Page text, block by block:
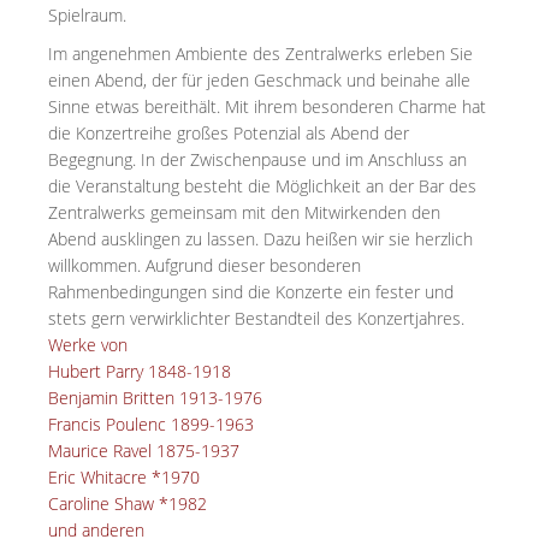
Spielraum.
Im angenehmen Ambiente des Zentralwerks erleben Sie
einen Abend, der für jeden Geschmack und beinahe alle
Sinne etwas bereithält. Mit ihrem besonderen Charme hat
die Konzertreihe großes Potenzial als Abend der
Begegnung. In der Zwischenpause und im Anschluss an
die Veranstaltung besteht die Möglichkeit an der Bar des
Zentralwerks gemeinsam mit den Mitwirkenden den
Abend ausklingen zu lassen. Dazu heißen wir sie herzlich
willkommen. Aufgrund dieser besonderen
Rahmenbedingungen sind die Konzerte ein fester und
stets gern verwirklichter Bestandteil des Konzertjahres.
Werke von
Hubert Parry 1848-1918
Benjamin Britten 1913-1976
Francis Poulenc 1899-1963
Maurice Ravel 1875-1937
Eric Whitacre *1970
Caroline Shaw *1982
und anderen